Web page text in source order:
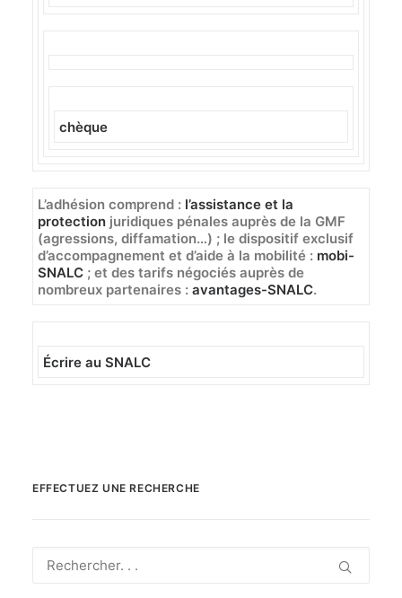
chèque
L’adhésion comprend : l’assistance et la
protection juridiques pénales auprès de la GMF
(agressions, diffamation…) ; le dispositif exclusif
d’accompagnement et d’aide à la mobilité : mobi-
SNALC ; et des tarifs négociés auprès de
nombreux partenaires : avantages-SNALC.
Écrire au SNALC
EFFECTUEZ UNE RECHERCHE